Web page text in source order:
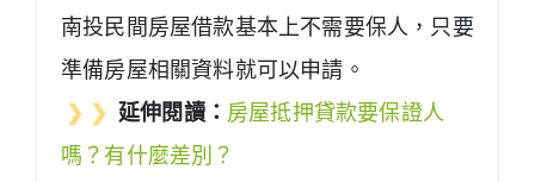
南投民間房屋借款基本上不需要保人，只要
準備房屋相關資料就可以申請。
❯ ❯ 延伸閱讀： 房屋抵押貸款要保證人
嗎？有什麼差別？